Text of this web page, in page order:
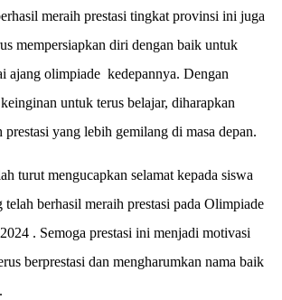
meraih prestasi tingkat provinsi ini juga
mempersiapkan diri dengan baik untuk
ajang olimpiade kedepannya. Dengan
untuk terus belajar, diharapkan
prestasi yang lebih gemilang di masa depan.
turut mengucapkan selamat kepada siswa
berhasil meraih prestasi pada Olimpiade
. Semoga prestasi ini menjadi motivasi
berprestasi dan mengharumkan nama baik